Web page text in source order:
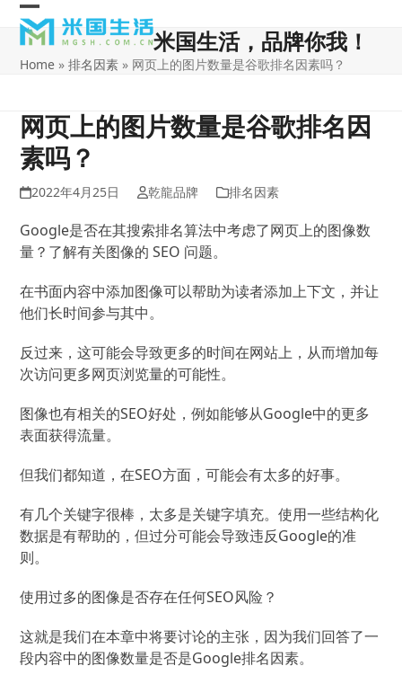
Skip
content
Open
mobile
Close
mobile
米国生活，品牌你我！
Home »排名因素 » 网页上的图片数量是谷歌排名因素吗？
网页上的图片数量是谷歌排名因
素吗？
2022年4月25日 乾龍品牌 排名因素
Google是否在其搜索排名算法中考虑了网页上的图像数
量？ 了解有关图像的 SEO 问题。
在书面内容中添加图像可以帮助为读者添加上下文，并让
他们长时间参与其中。
反过来，这可能会导致更多的时间在网站上，从而增加每
次访问更多网页浏览量的可能性。
图像也有相关的SEO好处，例如能够从Google中的更多
表面获得流量。
但我们都知道，在SEO方面，可能会有太多的好事。
有几个关键字很棒，太多是关键字填充。使用一些结构化
数据是有帮助的，但过分可能会导致违反Google的准
则。
使用过多的图像是否存在任何SEO风险？
这就是我们在本章中将要讨论的主张，因为我们回答了一
段内容中的图像数量是否是Google排名因素。